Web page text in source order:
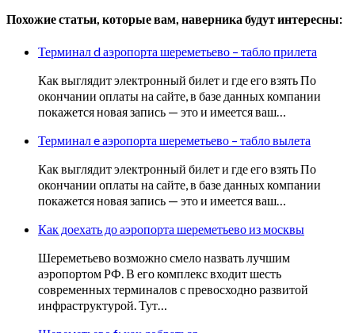
Похожие статьи, которые вам, наверника будут интересны:
Терминал d аэропорта шереметьево – табло прилета
Как выглядит электронный билет и где его взять По
окончании оплаты на сайте, в базе данных компании
покажется новая запись — это и имеется ваш…
Терминал e аэропорта шереметьево – табло вылета
Как выглядит электронный билет и где его взять По
окончании оплаты на сайте, в базе данных компании
покажется новая запись — это и имеется ваш…
Как доехать до аэропорта шереметьево из москвы
Шереметьево возможно смело назвать лучшим
аэропортом РФ. В его комплекс входит шесть
современных терминалов с превосходно развитой
инфраструктурой. Тут…